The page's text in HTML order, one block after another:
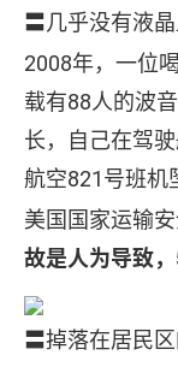
〓几乎没有液
2008年，一位
载有88人的波
长，自己在驾
航空821号班机
美国国家运输
故是人为导致
〓掉落在居民